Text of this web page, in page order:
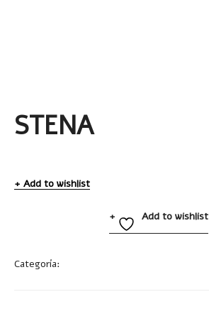
STENA
Add to wishlist
Add to wishlist
Categoría: